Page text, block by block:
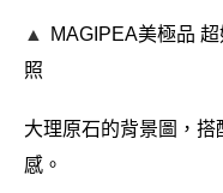
▲ MAGIPEA美極品 超
照
大理原石的背景圖，
感。